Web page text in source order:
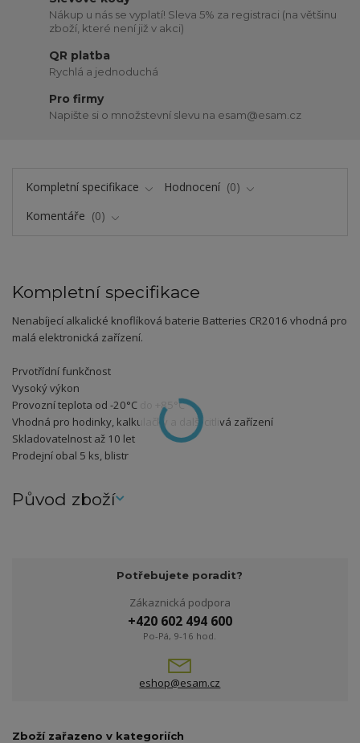
Nákup u nás se vyplatí! Sleva 5% za registraci (na většinu
zboží, které není již v akci)
QR platba
Rychlá a jednoduchá
Pro firmy
Napište si o množstevní slevu na esam@esam.cz
Kompletní specifikace Hodnocení
0
Komentáře
0
Kompletní specifikace
Nenabíjecí alkalické knoflíková baterie Batteries CR2016 vhodná pro
malá elektronická zařízení.
Prvotřídní funkčnost
Vysoký výkon
Provozní teplota od -20°C do +85°C
Vhodná pro hodinky, kalkulačky a další citlivá zařízení
Skladovatelnost až 10 let
Prodejní obal 5 ks, blistr
Původ zboží
Potřebujete poradit?
Zákaznická podpora
+420 602 494 600
Po-Pá, 9-16 hod.
eshop@esam.cz
Zboží zařazeno v kategoriích